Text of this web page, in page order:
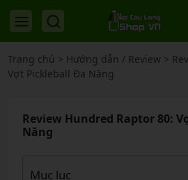
Trang chủ > Hướng dẫn / Review>
Vợt Pickleball Đa Năng
Review Hundred Raptor 80:
Năng
Mục lục